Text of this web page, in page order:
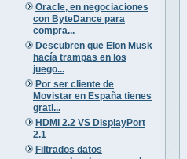
Oracle, en negociaciones
con ByteDance para
compra...
Descubren que Elon Musk
hacía trampas en los
juego...
Por ser cliente de
Movistar en España tienes
grati...
HDMI 2.2 VS DisplayPort
2.1
Filtrados datos